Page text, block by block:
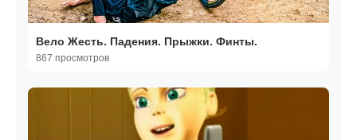
Вело Жесть. Падения. Прыжки. Финты.
867 просмотров